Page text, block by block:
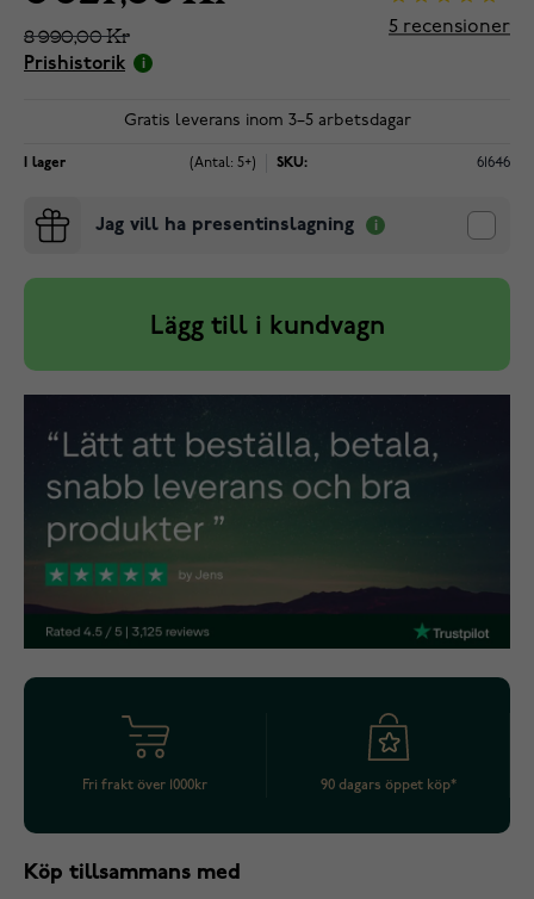
8 990,00 Kr
Prishistorik
5 recensioner
Gratis leverans inom 3–5 arbetsdagar
I lager (Antal: 5+) SKU: 61646
Jag vill ha presentinslagning
Lägg till i kundvagn
Fri frakt över 1000kr 90 dagars öppet köp*
Köp tillsammans med